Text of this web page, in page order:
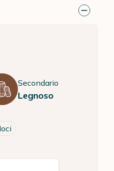
Secondario
Legnoso